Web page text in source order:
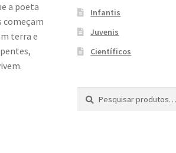
a poeta
começam
terra e
Infantis
Juvenis
Científicos
Pesquisar